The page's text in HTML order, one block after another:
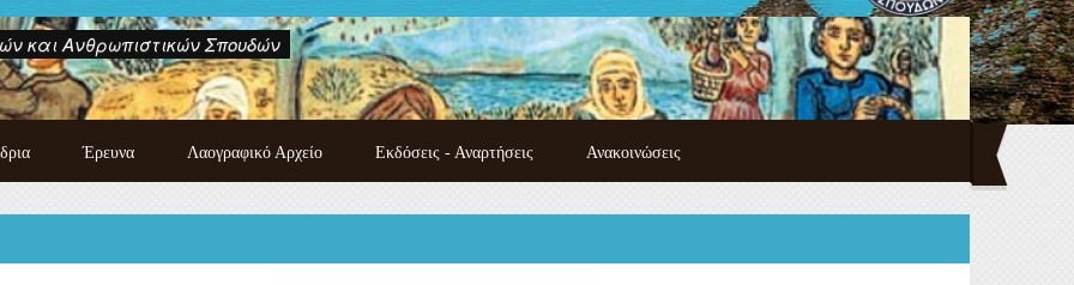
και Ανθρωπιστικών Σπουδών
Έρευνα Λαογραφικό Αρχείο
Κατάλογος χειρογράφων
Εκδόσεις - Αναρτήσεις
Εκδόσεις των μελών του
Ανακοινώσεις